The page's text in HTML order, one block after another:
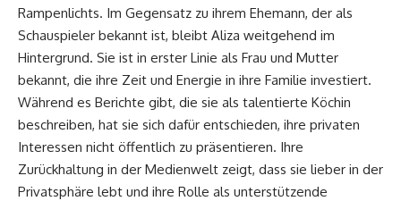
Rampenlichts. Im Gegensatz zu ihrem Ehemann, der als
Schauspieler bekannt ist, bleibt Aliza weitgehend im
Hintergrund. Sie ist in erster Linie als Frau und Mutter
bekannt, die ihre Zeit und Energie in ihre Familie investiert.
Während es Berichte gibt, die sie als talentierte Köchin
beschreiben, hat sie sich dafür entschieden, ihre privaten
Interessen nicht öffentlich zu präsentieren. Ihre
Zurückhaltung in der Medienwelt zeigt, dass sie lieber in der
Privatsphäre lebt und ihre Rolle als unterstützende